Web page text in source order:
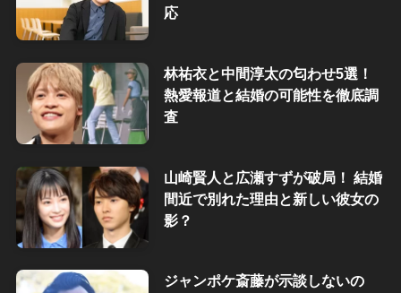
応
林祐衣と中間淳太の匂わせ5選！
熱愛報道と結婚の可能性を徹底調
査
山崎賢人と広瀬すずが破局！ 結婚
間近で別れた理由と新しい彼女の
影？
ジャンポケ斎藤が示談しないの